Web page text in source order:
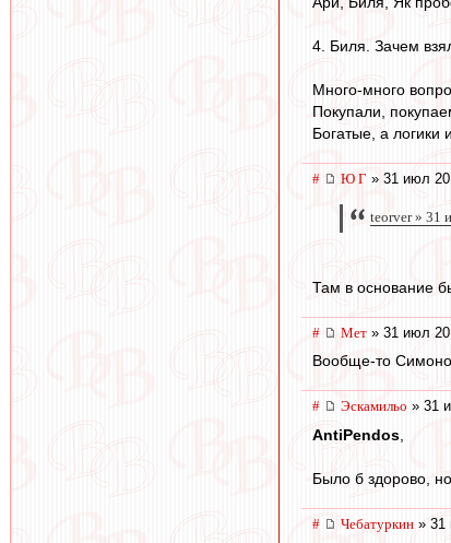
4. Биля. Зачем
Много-много
Покупали,
Богатые, а логики
# Ю Г » 31 июл
teorver » 31
Там в основание
# Мет » 31 июл
Вообще-то
# Эскамильо » 31
AntiPendos
Было б здорово,
# Чебатуркин » 31